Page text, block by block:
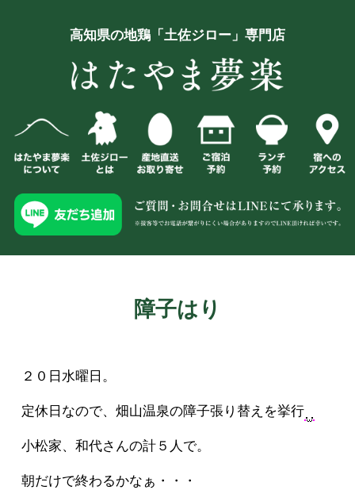
高知県の地鶏「土佐ジロー」専門店
障子はり
２０日水曜日。
定休日なので、畑山温泉の障子張り替えを挙行
小松家、和代さんの計５人で。
朝だけで終わるかなぁ・・・